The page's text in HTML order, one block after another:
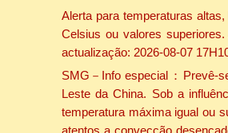
Alerta para temperaturas
Celsius ou valores
actualização: 2026-08-07
SMG－Info especial：Prevê-
Leste da China. Sob a
temperatura máxima igual ou